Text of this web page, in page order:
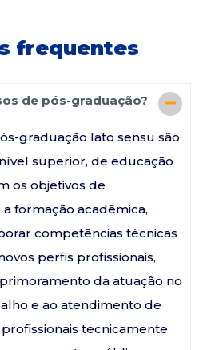
frequentes
de pós-graduação?
graduação lato sensu são
superior, de educação
os objetivos de
formação acadêmica,
competências técnicas
perfis profissionais,
da atuação no
e ao atendimento de
tecnicamente